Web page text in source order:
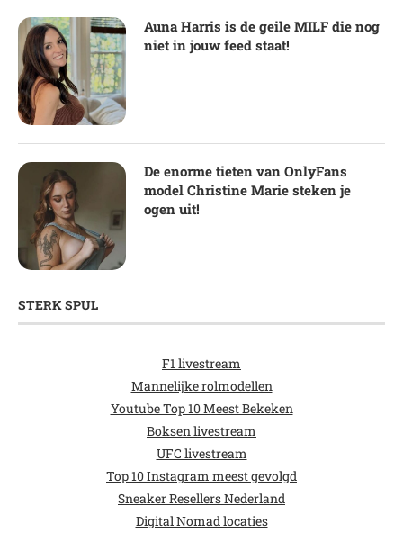
Auna Harris is de geile MILF die nog
niet in jouw feed staat!
De enorme tieten van OnlyFans
model Christine Marie steken je
ogen uit!
STERK SPUL
F1 livestream
Mannelijke rolmodellen
Youtube Top 10 Meest Bekeken
Boksen livestream
UFC livestream
Top 10 Instagram meest gevolgd
Sneaker Resellers Nederland
Digital Nomad locaties